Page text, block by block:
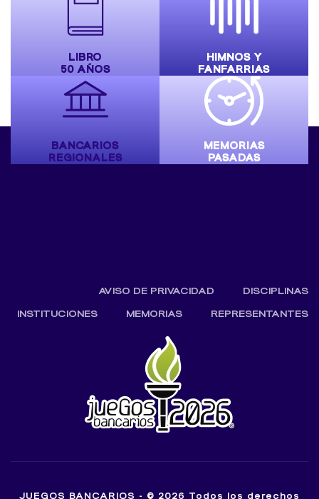
LIBRO
50 AÑOS
HIMNOS Y
FANFARRIAS
BANCARIOS
REGIONALES
MEMORIAS
PASADAS
AVISO DE PRIVACIDAD
DISCIPLINAS
INSTITUCIONES
MEMORIAS REPRESENTANTES
JUEGOS BANCARIOS - © 2026 Todos los derechos